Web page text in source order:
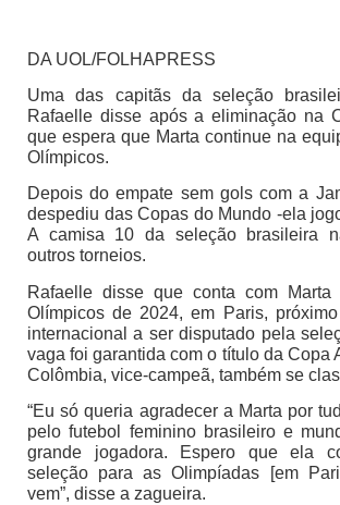
DA UOL/FOLHAPRESS
Uma das capitãs da seleção
Rafaelle disse após a eliminação na
que espera que Marta continue na
Olímpicos.
Depois do empate sem gols com a
despediu das Copas do Mundo -ela
A camisa 10 da seleção brasileira
outros torneios.
Rafaelle disse que conta com
Olímpicos de 2024, em Paris,
internacional a ser disputado pela
vaga foi garantida com o título da Copa
Colômbia, vice-campeã, também se
“Eu só queria agradecer a Marta por
pelo futebol feminino brasileiro e
grande jogadora. Espero que ela
seleção para as Olimpíadas [em
vem”, disse a zagueira.